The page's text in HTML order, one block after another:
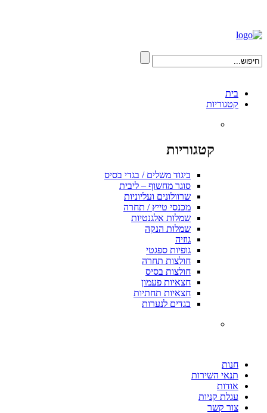
קטגוריות
קטגוריות
ביגוד משלים / בגדי בסיס
סוגר מחשוף – ליבית
שרוולונים ועליוניות
מכנסי טייץ / תחרה
שמלות אלגנטיות
שמלות הנקה
גוזיה
גופיות ספגטי
חולצות תחרה
חולצות בסיס
חצאיות פעמון
חצאיות תחתיות
בגדים לנערות
חנות
תנאי השירות
אודות
עגלת קניות
צור קשר